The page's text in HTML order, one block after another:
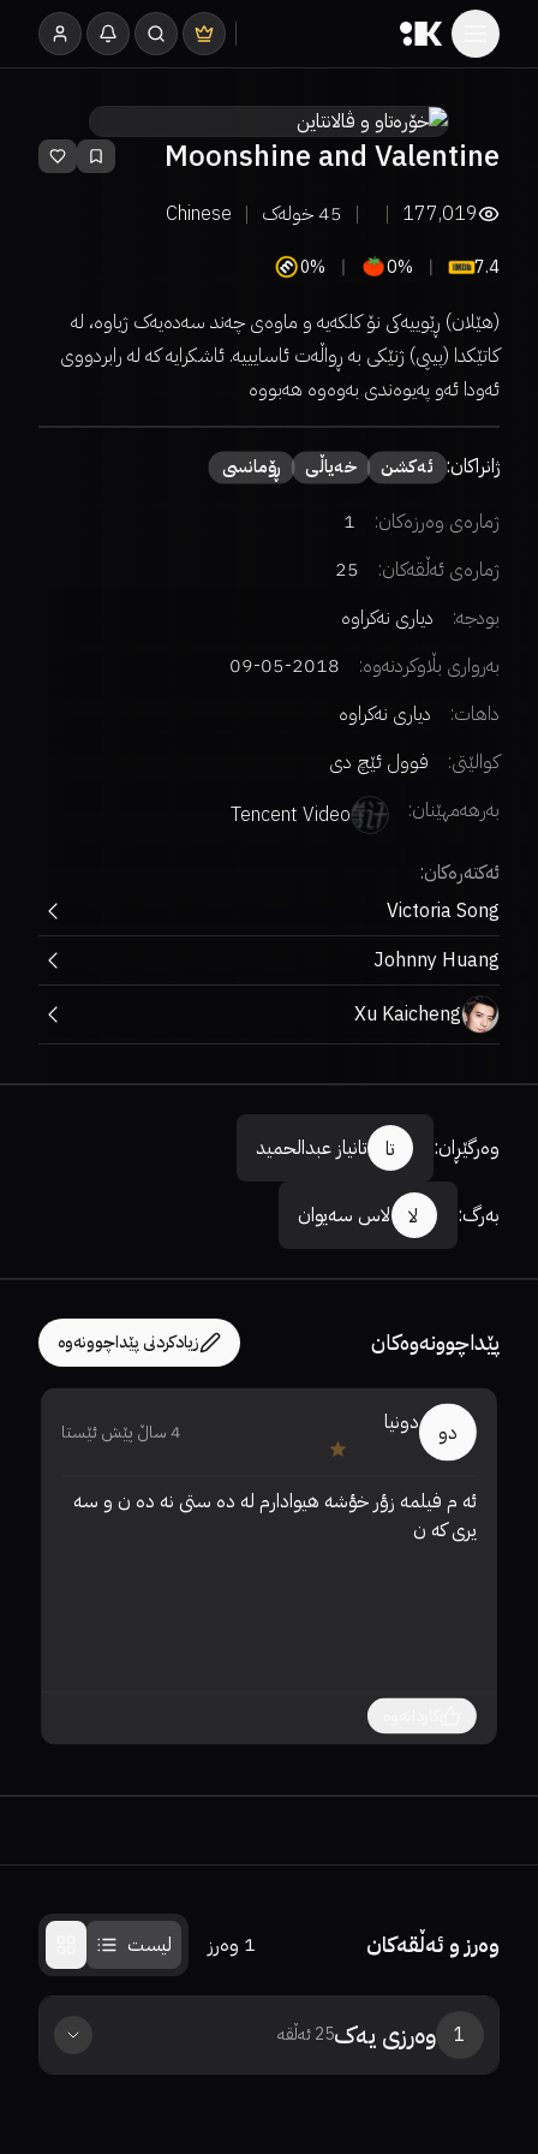
Moonshine and Valentine
177,019
45خولەک Chinese
7.4
0%
0%
(هێلان) ڕێوییەکی نۆ کلکەیە و ماوەی چەند سەدەیەک ژیاوە، لە
کاتێکدا (پیپی) ژنێکی بە ڕواڵەت ئاسایییە. ئاشکرایە کە لە رابردووی
ئەودا ئەو پەیوەندی بەوەوە هەبووە
ژانراکان: ئەكشن خەیاڵی ڕۆمانسی
ژمارەی وەرزەکان:
1
ژمارەی ئەڵقەکان:
25
بودجە:
دیاری نەکراوە
بەرواری بڵاوکردنەوە:
2018-05-09
داهات:
دیاری نەکراوە
کوالێتی:
فوول ئێچ دی
بەرهەمهێنان:
Tencent Video
ئەکتەرەکان:
Victoria Song
Johnny Huang
Xu Kaicheng
وەرگێڕان: تا تانیاز عبدالحمید
بەرگ: لا لاس سەیوان
پێداچوونەوەکان زیادکردنی پێداچوونەوە
دو دونيا 4 ساڵ پێش ئێستا
یری که ن
وەرز و ئەڵقەکان 1 وەرز لیست
1 وەرزی یەک25ئەڵقە